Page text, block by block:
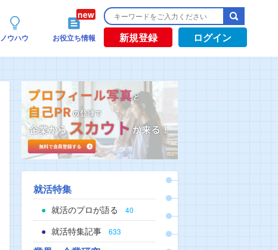
ノウハウ お役立ち情報 新規登録 ログイン
就活特集
就活のプロが語る 40
就活特集記事 633